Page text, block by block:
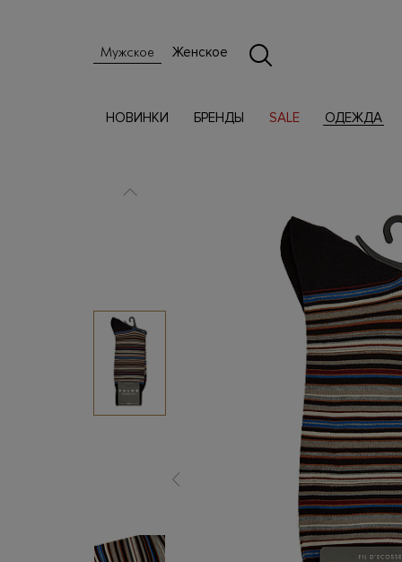
Мужское Женское
НОВИНКИ БРЕНДЫ SALE ОДЕЖДА